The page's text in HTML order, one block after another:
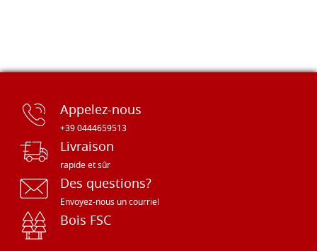
Appelez-nous
+39 0444659513
Livraison
rapide et sûr
Des questions?
Envoyez-nous un courriel
Bois FSC